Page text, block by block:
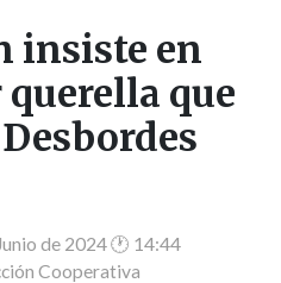
insiste en
que
de 2024 🕐 14:44
Cooperativa